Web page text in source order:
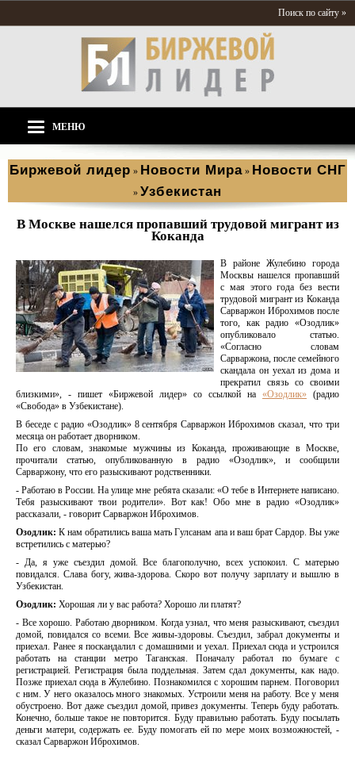
Поиск по сайту »
МЕНЮ
Биржевой лидер » Новости Мира » Новости СНГ
» Узбекистан
В Москве нашелся пропавший трудовой мигрант из
Коканда
В районе Жулебино города
Москвы нашелся пропавший
с мая этого года без вести
трудовой мигрант из Коканда
Сарваржон Иброхимов после
того, как радио «Озодлик»
опубликовало статью.
«Согласно словам
Сарваржона, после семейного
скандала он уехал из дома и
прекратил связь со своими
близкими», - пишет «Биржевой лидер» со ссылкой на «Озодлик» (радио
«Свобода» в Узбекистане).
В беседе с радио «Озодлик» 8 сентября Сарваржон Иброхимов сказал, что три
месяца он работает дворником.
По его словам, знакомые мужчины из Коканда, проживающие в Москве,
прочитали статью, опубликованную в радио «Озодлик», и сообщили
Сарваржону, что его разыскивают родственники.
- Работаю в России. На улице мне ребята сказали: «О тебе в Интернете написано.
Тебя разыскивают твои родители». Вот как! Обо мне в радио «Озодлик»
рассказали, - говорит Сарваржон Иброхимов.
Озодлик:К нам обратились ваша мать Гулсанам апа и ваш брат Сардор. Вы уже
встретились с матерью?
- Да, я уже съездил домой. Все благополучно, всех успокоил. С матерью
повидался. Слава богу, жива-здорова. Скоро вот получу зарплату и вышлю в
Узбекистан.
Озодлик: Хорошая ли у вас работа? Хорошо ли платят?
- Все хорошо. Работаю дворником. Когда узнал, что меня разыскивают, съездил
домой, повидался со всеми. Все живы-здоровы. Съездил, забрал документы и
приехал. Ранее я поскандалил с домашними и уехал. Приехал сюда и устроился
работать на станции метро Таганская. Поначалу работал по бумаге с
регистрацией. Регистрация была поддельная. Затем сдал документы, как надо.
Позже приехал сюда в Жулебино. Познакомился с хорошим парнем. Поговорил
с ним. У него оказалось много знакомых. Устроили меня на работу. Все у меня
обустроено. Вот даже съездил домой, привез документы. Теперь буду работать.
Конечно, больше такое не повторится. Буду правильно работать. Буду посылать
деньги матери, содержать ее. Буду помогать ей по мере моих возможностей, -
сказал Сарваржон Иброхимов.